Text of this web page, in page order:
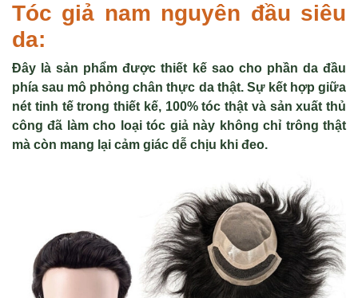
Tóc giả nam nguyên đầu siêu
da:
Đây là sản phẩm được thiết kế sao cho phần da đầu
phía sau mô phỏng chân thực da thật. Sự kết hợp giữa
nét tinh tế trong thiết kế, 100% tóc thật và sản xuất thủ
công đã làm cho loại tóc giả này không chỉ trông thật
mà còn mang lại cảm giác dễ chịu khi đeo.